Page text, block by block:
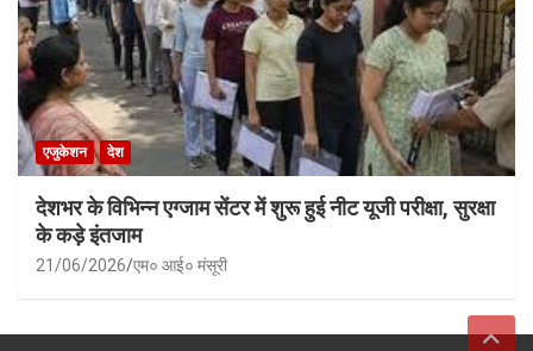
एजुकेशन देश
देशभर के विभिन्न एग्जाम सेंटर में शुरू हुई नीट यूजी परीक्षा, सुरक्षा
के कड़े इंतजाम
21/06/2026 एम० आई० मंसूरी